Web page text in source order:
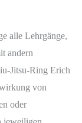
alle Lehrgänge,
andern
Jitsu-Ring Erich
von
oder